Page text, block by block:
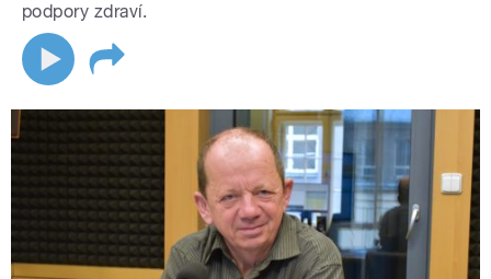
podpory zdraví.